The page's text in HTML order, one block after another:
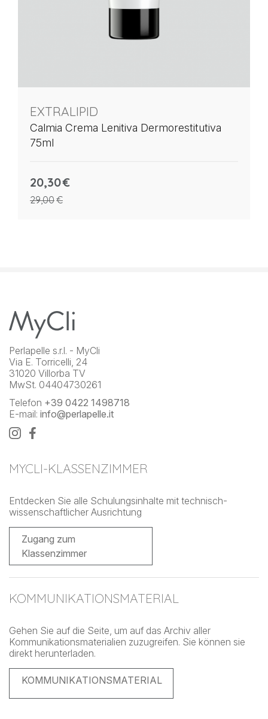
EXTRALIPID
Calmia Crema Lenitiva Dermorestitutiva
75ml
20,30€
29,00€
Perlapelle s.r.l. - MyCli
Via E. Torricelli, 24
31020 Villorba TV
MwSt. 04404730261
Telefon +39 0422 1498718
E-mail: info@perlapelle.it
MYCLI-KLASSENZIMMER
Entdecken Sie alle Schulungsinhalte mit technisch-
wissenschaftlicher Ausrichtung
Zugang zum
Klassenzimmer
KOMMUNIKATIONSMATERIAL
Gehen Sie auf die Seite, um auf das Archiv aller
Kommunikationsmaterialien zuzugreifen. Sie können sie
direkt herunterladen.
KOMMUNIKATIONSMATERIAL